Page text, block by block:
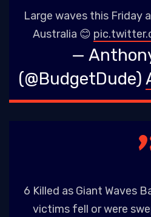
Large waves this Friday
Australia 😊
—
(@BudgetDude)
6 Killed as Giant Waves
victims fell or were